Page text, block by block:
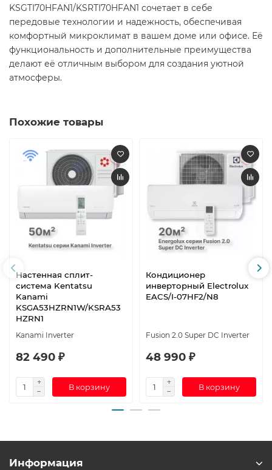
KSGTI70HFAN1/KSRTI70HFAN1 сочетает в себе
передовые технологии и надежность, обеспечивая
комфортный микроклимат в вашем доме или офисе. Её
функциональность и дополнительные преимущества
делают её отличным выбором для создания уютной
атмосферы.​
Похожие товары
Настенная сплит-
система Kentatsu
Kanami
KSGA53HZRN1W/KSRA53
HZRN1
Kanami Inverter
82 490 ₽
В корзину
Кондиционер
инверторный Electrolux
EACS/I-07HF2/N8
Fusion 2.0 Super DC Inverter
48 990 ₽
В корзину
Информация